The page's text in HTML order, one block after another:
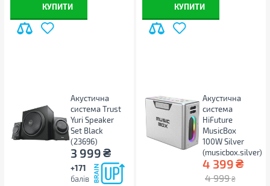
КУПИТИ КУПИТИ
Акустична
система Trust
Yuri Speaker
Set Black
(23696)
3 999₴
+171
балів
Акустична
система
HiFuture
MusicBox
100W Silver
(musicbox.silver)
4 399₴
4 999 ₴